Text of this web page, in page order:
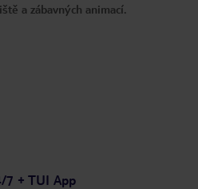
a zábavných animací.
7 + TUI App